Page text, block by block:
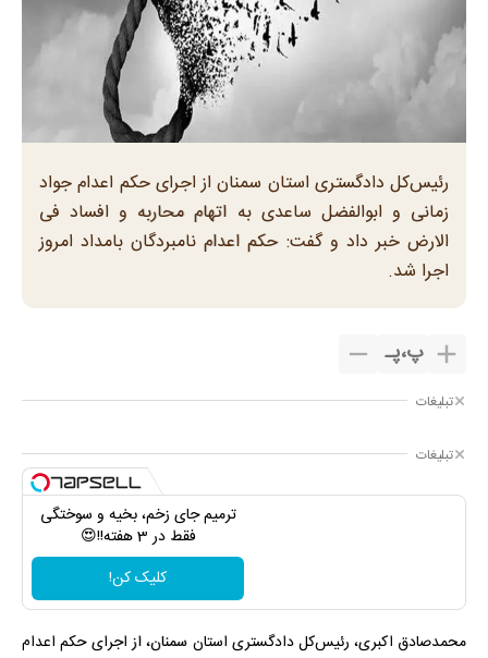
رئیس‌کل دادگستری استان سمنان از اجرای حکم اعدام جواد
زمانی و ابوالفضل ساعدی به اتهام محاربه و افساد فی
الارض خبر داد و گفت: حکم اعدام نامبردگان بامداد امروز
اجرا شد.
پ،پـ
تبلیغات
تبلیغات
ترمیم جای زخم، بخیه و سوختگی
فقط در 3 هفته!!😍
کلیک کن!
محمدصادق اکبری، رئیس‌کل دادگستری استان سمنان، از اجرای حکم اعدام